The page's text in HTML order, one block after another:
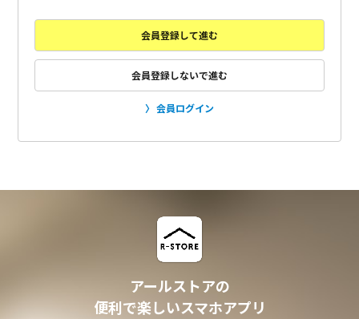
会員登録して進む
会員登録しないで進む
会員ログイン
アールストアの
便利で楽しいスマホアプリ